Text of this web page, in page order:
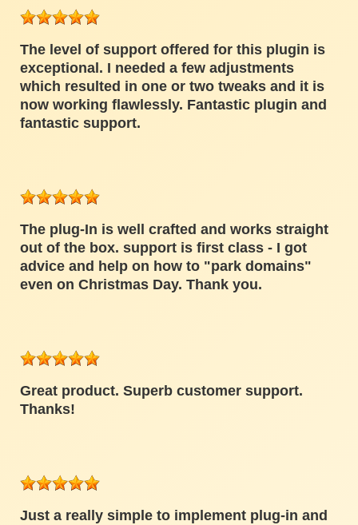
The level of support offered for this plugin is
exceptional. I needed a few adjustments
which resulted in one or two tweaks and it is
now working flawlessly. Fantastic plugin and
fantastic support.
The plug-In is well crafted and works straight
out of the box. support is first class - I got
advice and help on how to "park domains"
even on Christmas Day. Thank you.
Great product. Superb customer support.
Thanks!
Just a really simple to implement plug-in and